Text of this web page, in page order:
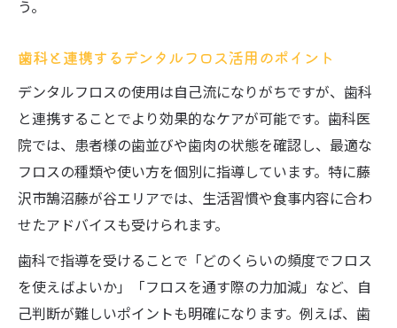
歯科で聞くデンタルフロス最適な使用頻度
歯科医の視点で見るフロス活用とケア効果
デンタルフロスの頻度と歯科的アドバイス
活用
歯科医が解説する毎日のフロスルーティン
歯科で推奨されるフロス頻度と実践コツ
糸ようじとフロスの違いと自分に合う選び方ガ
イド
歯科が紐解く糸ようじとフロスの違いと選
び方
う。
歯科と連携するデンタルフロス活用のポイント
デンタルフロスの使用は自己流になりがちですが、歯科
と連携することでより効果的なケアが可能です。歯科医
院では、患者様の歯並びや歯肉の状態を確認し、最適な
フロスの種類や使い方を個別に指導しています。特に藤
沢市鵠沼藤が谷エリアでは、生活習慣や食事内容に合わ
せたアドバイスも受けられます。
歯科で指導を受けることで「どのくらいの頻度でフロス
を使えばよいか」「フロスを通す際の力加減」など、自
己判断が難しいポイントも明確になります。例えば、歯